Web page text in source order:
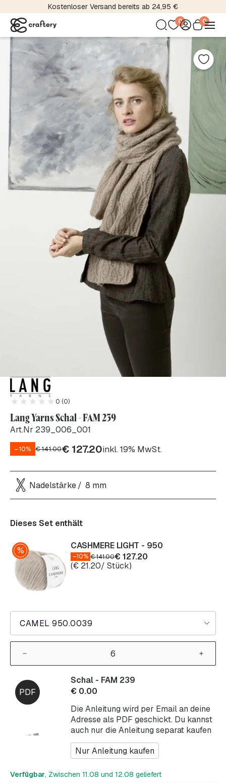
Kostenloser Versand bereits ab 24,95 €
0 0
0 (0)
Lang Yarns Schal - FAM 239
Art.Nr 239_006_001
–10% €141.00€ 127.20inkl. 19% MwSt.
Nadelstärke 8 mm
Dieses Set enthält
CAMEL 950.0039
CASHMERE LIGHT - 950
–10% €141.00€127.20
(€ 21.20/ Stück)
Die Anleitung wird per Email an deine
Adresse als PDF geschickt. Du kannst
auch nur die Anleitung separat kaufen
Nur Anleitung kaufen
Schal - FAM 239
€ 0.00
Verfügbar, Zwischen 11.08 und 12.08 geliefert